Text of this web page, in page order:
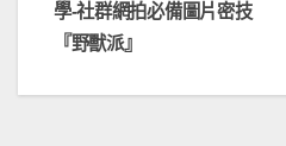
學-社群網拍必備圖片密技
『野獸派』